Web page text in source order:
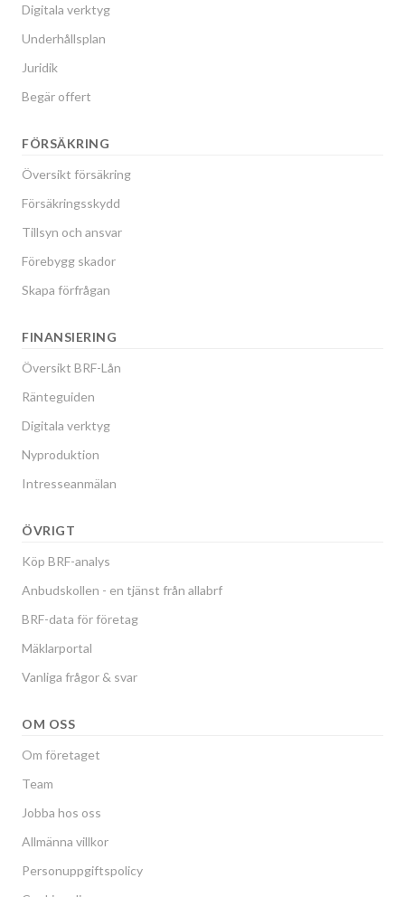
Digitala verktyg
Underhållsplan
Juridik
Begär offert
FÖRSÄKRING
Översikt försäkring
Försäkringsskydd
Tillsyn och ansvar
Förebygg skador
Skapa förfrågan
FINANSIERING
Översikt BRF-Lån
Ränteguiden
Digitala verktyg
Nyproduktion
Intresseanmälan
ÖVRIGT
Köp BRF-analys
Anbudskollen - en tjänst från allabrf
BRF-data för företag
Mäklarportal
Vanliga frågor & svar
OM OSS
Om företaget
Team
Jobba hos oss
Allmänna villkor
Personuppgiftspolicy